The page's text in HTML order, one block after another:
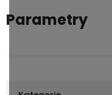
Parametry